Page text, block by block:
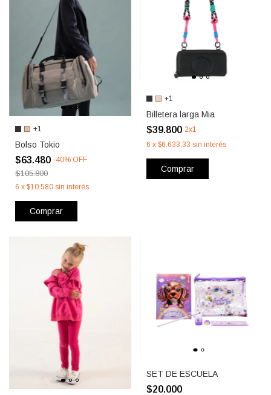
+1
Bolso Tokio
$63.480 -40% OFF
$105.800
6 x $10.580 sin interés
Comprar
+1
Billetera larga Mia
$39.800 2x1
6 x $6.633,33 sin interés
Comprar
SET DE ESCUELA
$20.000